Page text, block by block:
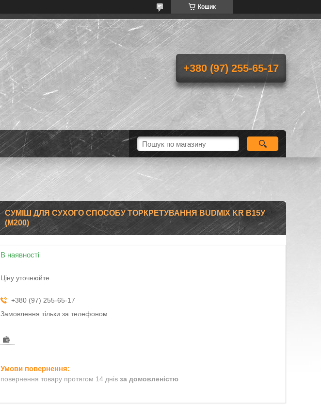
Кошик
+380 (97) 255-65-17
СУМІШ ДЛЯ СУХОГО СПОСОБУ ТОРКРЕТУВАННЯ BUDMIX KR В15У
(М200)
В наявності
Ціну уточнюйте
+380 (97) 255-65-17
Замовлення тільки за телефоном
повернення товару протягом 14 днів за домовленістю